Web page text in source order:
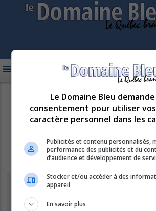
LE DOMAINE BLEU
Information
Vous ne pouvez pas effectuer de recherche
Le Domaine Bleu
consentement pour utiliser
caractère personnel dans les
Publicités et contenu personnalisés,
performance des publicités et du
d’audience et développement de
Stocker et/ou accéder à des
appareil
En savoir plus